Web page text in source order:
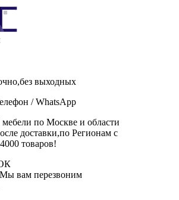
выходных
/ WhatsApp
мебели по Москве и области
доставки,по Регионам с
товаров!
вам перезвоним